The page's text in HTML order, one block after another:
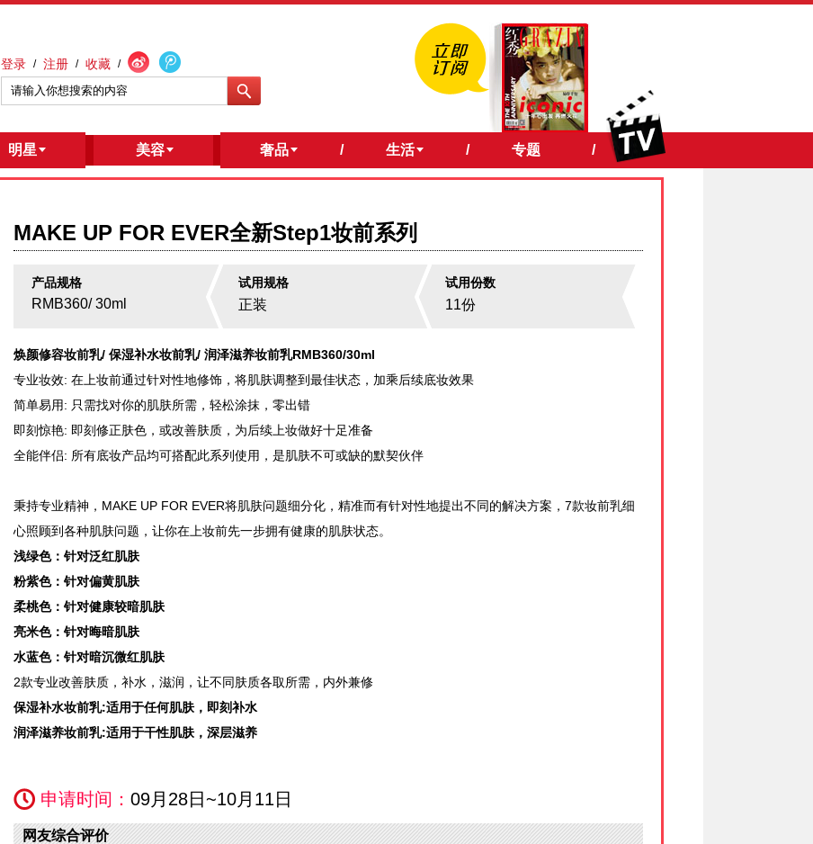
登录 / 注册 / 收藏 /
明星 美容 奢品 / 生活 / 专题 /
MAKE UP FOR EVER全新Step1妆前系列
产品规格
RMB360/ 30ml
试用规格
正装
试用份数
11份
焕颜修容妆前乳/ 保湿补水妆前乳/ 润泽滋养妆前乳RMB360/30ml
专业妆效: 在上妆前通过针对性地修饰，将肌肤调整到最佳状态，加乘后续底妆效果
简单易用: 只需找对你的肌肤所需，轻松涂抹，零出错
即刻惊艳: 即刻修正肤色，或改善肤质，为后续上妆做好十足准备
全能伴侣: 所有底妆产品均可搭配此系列使用，是肌肤不可或缺的默契伙伴
秉持专业精神，MAKE UP FOR EVER将肌肤问题细分化，精准而有针对性地提出不同的解决方案，7款妆前乳细
心照顾到各种肌肤问题，让你在上妆前先一步拥有健康的肌肤状态。
浅绿色：针对泛红肌肤
粉紫色：针对偏黄肌肤
柔桃色：针对健康较暗肌肤
亮米色：针对晦暗肌肤
水蓝色：针对暗沉微红肌肤
2款专业改善肤质，补水，滋润，让不同肤质各取所需，内外兼修
保湿补水妆前乳:适用于任何肌肤，即刻补水
润泽滋养妆前乳:适用于干性肌肤，深层滋养
申请时间： 09月28日~10月11日
网友综合评价